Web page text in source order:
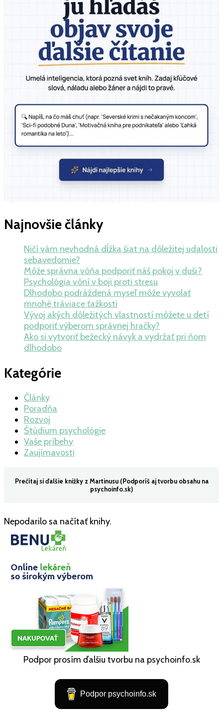
Najnovšie články
Ničí vám nevhodná dĺžka šiat na dôležitej udalosti
sebavedomie?
Môže správna vôňa podporiť náš pokoj v duši?
Psychológia vôní v boji proti stresu
Dlhodobo podráždená myseľ môže vyvolať
mnohé tráviace ťažkosti
Vývoj akých dôležitých vlastností môžete u detí
podporiť výberom správnej hračky?
Ako si vytvoriť bežecký návyk a vydržať pri ňom
dlhodobo
Kategórie
Články
Poradňa
Rozvoj
Štúdium psychológie
Vaše príbehy
Zaujímavosti
Prečítaj si ďalšie knižky z Martinusu (Podporíš aj tvorbu obsahu na
psychoinfo.sk)
Nepodarilo sa načítať knihy.
Podpor prosím ďalšiu tvorbu na psychoinfo.sk
Podpor psychoinfo.sk